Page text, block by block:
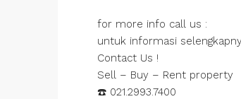
for more info call us :
untuk informasi
Contact Us !
Sell – Buy – Rent property
☎️ 021.2993.7400